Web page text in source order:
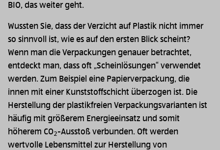
BIO, das weiter geht.
Wussten Sie, dass der Verzicht auf Plastik nicht immer
so sinnvoll ist, wie es auf den ersten Blick scheint?
Wenn man die Verpackungen genauer betrachtet,
entdeckt man, dass oft „Scheinlösungen“ verwendet
werden. Zum Beispiel eine Papierverpackung, die
innen mit einer Kunststoffschicht überzogen ist. Die
Herstellung der plastikfreien Verpackungsvarianten ist
häufig mit größerem Energieeinsatz und somit
höherem CO2-Ausstoß verbunden. Oft werden
wertvolle Lebensmittel zur Herstellung von